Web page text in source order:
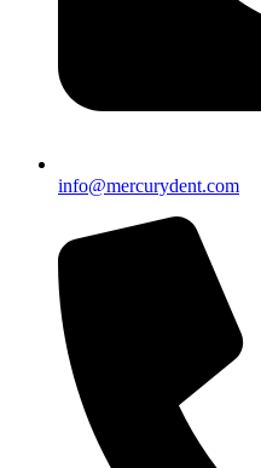
info@mercurydent.com